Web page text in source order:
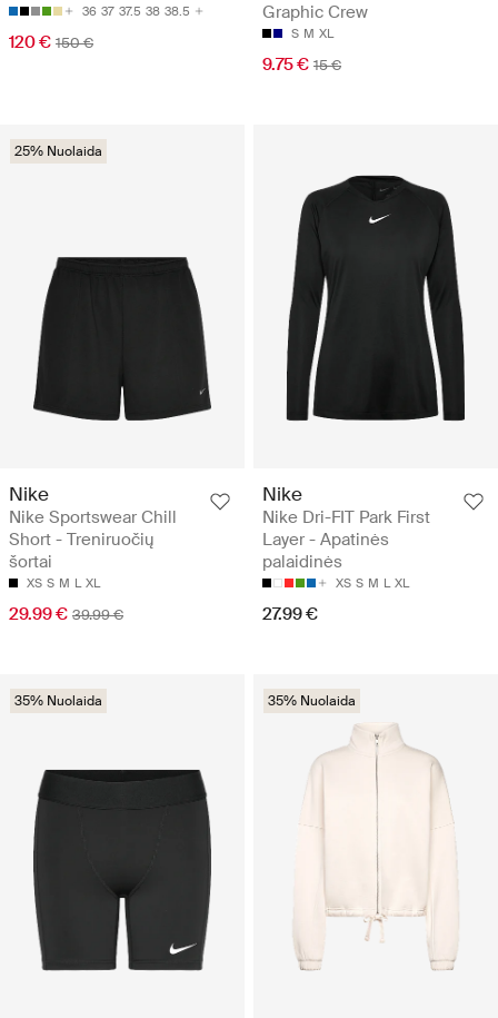
36 37 37.5 38 38.5
120 € 150 €
Graphic Crew
S M XL
9.75 € 15 €
25% Nuolaida
Nike
Nike Sportswear Chill
Short - Treniruočių
šortai
XS S M L XL
29.99 € 39.99 €
Nike
Nike Dri-FIT Park First
Layer - Apatinės
palaidinės
XS S M L XL
27.99 €
35% Nuolaida 35% Nuolaida